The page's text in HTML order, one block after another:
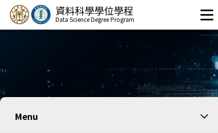
資料科學學位學程
Data Science Degree Program
Menu